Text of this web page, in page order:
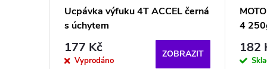
Ucpávka výfuku 4T ACCEL černá
s úchytem
177 Kč
Vyprodáno
ZOBRAZIT
4
182